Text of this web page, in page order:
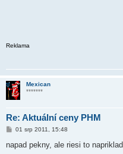
Reklama
Mexican
*******
Re: Aktuální ceny PHM
P
í
s
01 srp 2011, 15:48
napad pekny, ale riesi to napriklad